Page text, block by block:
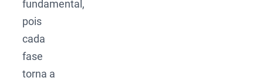
fundamental,
pois
cada
fase
torna a